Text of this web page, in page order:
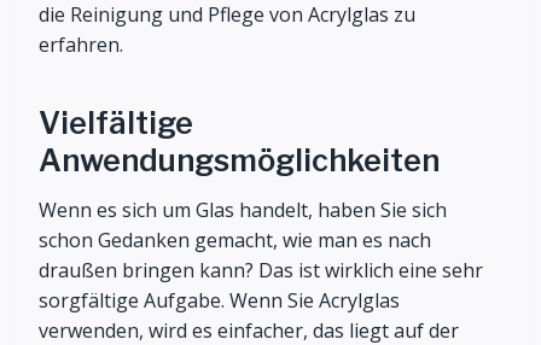
die Reinigung und Pflege von Acrylglas zu
erfahren.
Vielfältige
Anwendungsmöglichkeiten
Wenn es sich um Glas handelt, haben Sie sich
schon Gedanken gemacht, wie man es nach
draußen bringen kann? Das ist wirklich eine sehr
sorgfältige Aufgabe. Wenn Sie Acrylglas
verwenden, wird es einfacher, das liegt auf der